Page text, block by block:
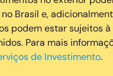
Brasil e,
podem estar sujeitos
Para mais
de Investimento.